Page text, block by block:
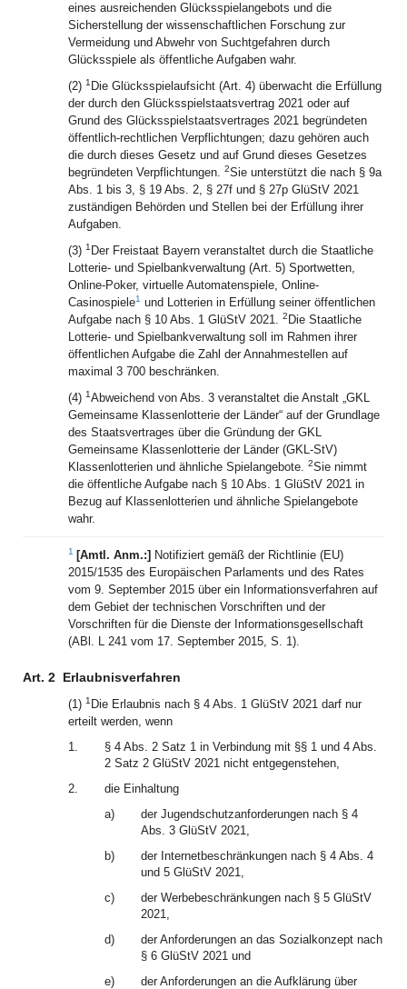
eines ausreichenden Glücksspielangebots und die
Sicherstellung der wissenschaftlichen Forschung zur
Vermeidung und Abwehr von Suchtgefahren durch
Glücksspiele als öffentliche Aufgaben wahr.
(2) 1 Die Glücksspielaufsicht (Art. 4) überwacht die Erfüllung
der durch den Glücksspielstaatsvertrag 2021 oder auf
Grund des Glücksspielstaatsvertrages 2021 begründeten
öffentlich-rechtlichen Verpflichtungen; dazu gehören auch
die durch dieses Gesetz und auf Grund dieses Gesetzes
begründeten Verpflichtungen. 2Sie unterstützt die nach § 9a
Abs. 1 bis 3, § 19 Abs. 2, § 27f und § 27p GlüStV 2021
zuständigen Behörden und Stellen bei der Erfüllung ihrer
Aufgaben.
(3) 1 Der Freistaat Bayern veranstaltet durch die Staatliche
Lotterie- und Spielbankverwaltung (Art. 5) Sportwetten,
Online-Poker, virtuelle Automatenspiele, Online-
Casinospiele1 und Lotterien in Erfüllung seiner öffentlichen
Aufgabe nach § 10 Abs. 1 GlüStV 2021. 2 Die Staatliche
Lotterie- und Spielbankverwaltung soll im Rahmen ihrer
öffentlichen Aufgabe die Zahl der Annahmestellen auf
maximal 3 700 beschränken.
(4) 1Abweichend von Abs. 3 veranstaltet die Anstalt „GKL
Gemeinsame Klassenlotterie der Länder“ auf der Grundlage
des Staatsvertrages über die Gründung der GKL
Gemeinsame Klassenlotterie der Länder (GKL-StV)
Klassenlotterien und ähnliche Spielangebote. 2Sie nimmt
die öffentliche Aufgabe nach § 10 Abs. 1 GlüStV 2021 in
Bezug auf Klassenlotterien und ähnliche Spielangebote
wahr.
1 [Amtl. Anm.:] Notifiziert gemäß der Richtlinie (EU)
2015/1535 des Europäischen Parlaments und des Rates
vom 9. September 2015 über ein Informationsverfahren auf
dem Gebiet der technischen Vorschriften und der
Vorschriften für die Dienste der Informationsgesellschaft
(ABl. L 241 vom 17. September 2015, S. 1).
Art. 2 Erlaubnisverfahren
(1) 1 Die Erlaubnis nach § 4 Abs. 1 GlüStV 2021 darf nur
erteilt werden, wenn
1.
§ 4 Abs. 2 Satz 1 in Verbindung mit §§ 1 und 4 Abs.
2 Satz 2 GlüStV 2021 nicht entgegenstehen,
2.
die Einhaltung
a)
der Jugendschutzanforderungen nach § 4
Abs. 3 GlüStV 2021,
b)
der Internetbeschränkungen nach § 4 Abs. 4
und 5 GlüStV 2021,
c)
der Werbebeschränkungen nach § 5 GlüStV
2021,
d)
der Anforderungen an das Sozialkonzept nach
§ 6 GlüStV 2021 und
e)
der Anforderungen an die Aufklärung über